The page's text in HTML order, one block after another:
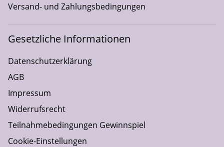
Versand- und Zahlungsbedingungen
Gesetzliche Informationen
Datenschutzerklärung
AGB
Impressum
Widerrufsrecht
Teilnahmebedingungen Gewinnspiel
Cookie-Einstellungen